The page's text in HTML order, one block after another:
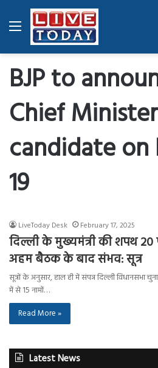
Menu
BJP to
Chief Minister
candidate on
19
LiveToday Desk February 17, 2025
दिल्ली के मुख्यमंत्री की शपथ 20
अहम बैठक के बाद संभव: सूत्र
सूत्रों के अनुसार, हाल ही में संपन्न दिल्ली विधानसभा
में से 15 नामों…
Read More »
Latest News